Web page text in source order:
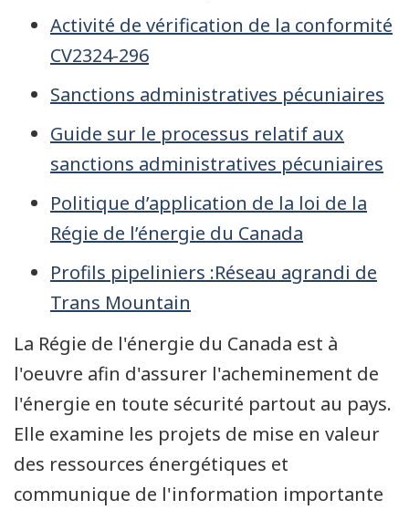
Activité de vérification de la conformité
CV2324-296
Sanctions administratives pécuniaires
Guide sur le processus relatif aux
sanctions administratives pécuniaires
Politique d’application de la loi de la
Régie de l’énergie du Canada
Profils pipeliniers :Réseau agrandi de
Trans Mountain
La Régie de l'énergie du Canada est à
l'oeuvre afin d'assurer l'acheminement de
l'énergie en toute sécurité partout au pays.
Elle examine les projets de mise en valeur
des ressources énergétiques et
communique de l'information importante